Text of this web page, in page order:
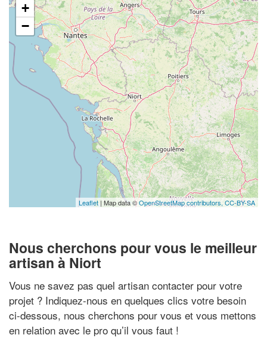
+
−
Leaflet | Map data ©OpenStreetMap contributors, CC-BY-SA
Nous cherchons pour vous le meilleur
artisan à Niort
Vous ne savez pas quel artisan contacter pour votre
projet ? Indiquez-nous en quelques clics votre besoin
ci-dessous, nous cherchons pour vous et vous mettons
en relation avec le pro qu’il vous faut !